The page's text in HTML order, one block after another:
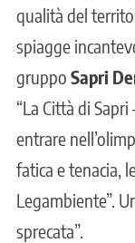
qualità del
spiagge
gruppo Sapri
“La Città di
entrare
fatica e tenacia,
Legambiente”.
sprecata”.